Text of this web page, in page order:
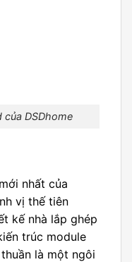
DSDhome
nhất của
vị thế tiên
kế nhà lắp ghép
trúc module
là một ngôi